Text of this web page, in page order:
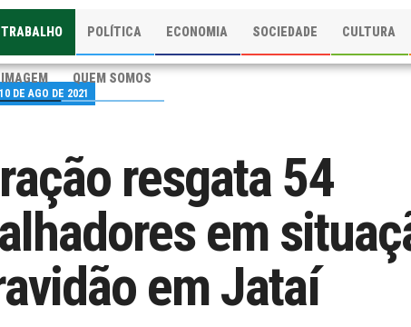
TRABALHO POLÍTICA ECONOMIA SOCIEDADE CULTURA
IMAGEM QUEM SOMOS
DE AGO DE 2021
resgata 54
em
em Jataí